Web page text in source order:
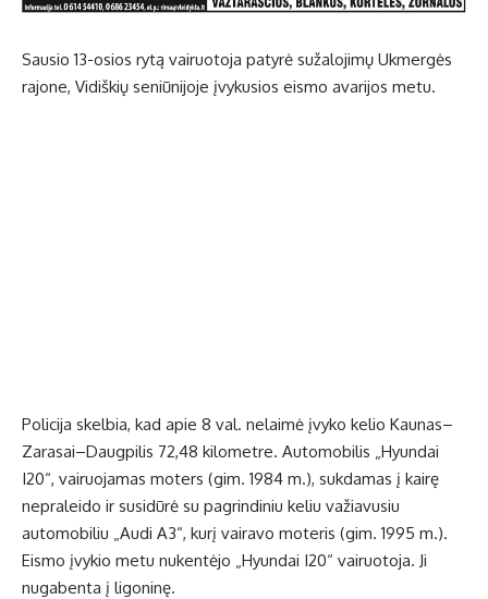
Sausio 13-osios rytą vairuotoja patyrė sužalojimų Ukmergės
rajone, Vidiškių seniūnijoje įvykusios eismo avarijos metu.
Policija skelbia, kad apie 8 val. nelaimė įvyko kelio Kaunas–
Zarasai–Daugpilis 72,48 kilometre. Automobilis „Hyundai
I20“, vairuojamas moters (gim. 1984 m.), sukdamas į kairę
nepraleido ir susidūrė su pagrindiniu keliu važiavusiu
automobiliu „Audi A3“, kurį vairavo moteris (gim. 1995 m.).
Eismo įvykio metu nukentėjo „Hyundai I20“ vairuotoja. Ji
nugabenta į ligoninę.